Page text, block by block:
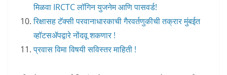
मिळवा IRCTC लॉगिन युजनेम आणि पासवर्ड!
रिक्षासह टॅक्सी परवानाधारकाची गैरवर्तणुकीची तक्रार मुंबईत
व्हॉटसॲपद्वारे नोंदवू शकणार !
प्रवास विमा विषयी सविस्तर माहिती !